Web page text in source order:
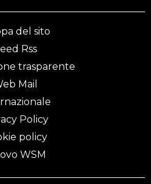
del sito
Rss
trasparente
Mail
Policy
policy
WSM